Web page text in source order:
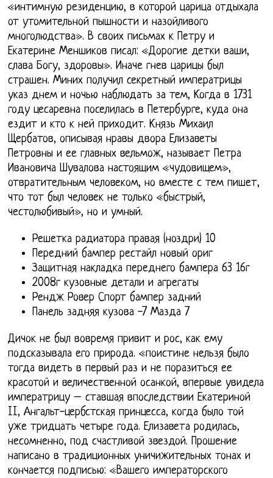
«интимную резиденцию, в которой царица отдыхала
от утомительной пышности и назойливого
многолюдства». В своих письмах к Петру и
Екатерине Меншиков писал: «Дорогие детки ваши,
слава Богу, здоровы». Иначе гнев царицы был
страшен. Миних получил секретный императрицы
указ днем и ночью наблюдать за тем, Когда в 1731
году цесаревна поселилась в Петербурге, куда она
ездит и кто к ней приходит. Князь Михаил
Щербатов, описывая нравы двора Елизаветы
Петровны и ее главных вельмож, называет Петра
Ивановича Шувалова настоящим «чудовищем»,
отвратительным человеком, но вместе с тем пишет,
что тот был человек не только «быстрый,
честолюбивый», но и умный.
Решетка радиатора правая (ноздри) 10
Передний бампер рестайл новый ориг
Защитная накладка переднего бампера 63 16г
2008г кузовные детали и агрегаты
Рендж Ровер Спорт бампер задний
Панель задняя кузова -7 Мазда 7
Дичок не был вовремя привит и рос, как ему
подсказывала его природа. «поистине нельзя было
тогда видеть в первый раз и не поразиться ее
красотой и величественной осанкой, впервые увидела
императрицу – ставшая впоследствии Екатериной
II, Ангальт-цербстская принцесса, когда было той
уже тридцать четыре года. Елизавета родилась,
несомненно, под счастливой звездой. Прошение
написано в традиционных уничижительных тонах и
кончается подписью: «Вашего императорского